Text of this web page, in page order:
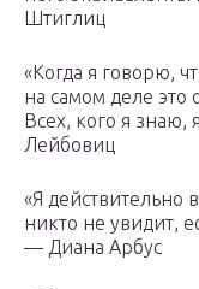
Штиглиц
«Когда я говорю,
на самом деле это
Всех, кого я
Лейбовиц
«Я действительно
никто не увидит,
— Диана Арбус